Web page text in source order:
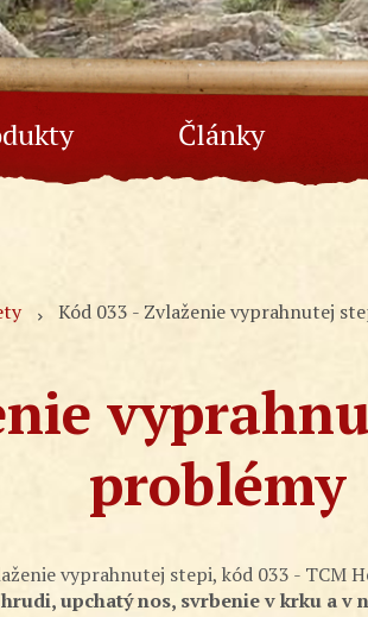
Články
Kód 033 - Zvlaženie vyprahnutej
problémy
vyprahnutej stepi, kód 033 - TCM
upchatý nos, svrbenie v krku a v